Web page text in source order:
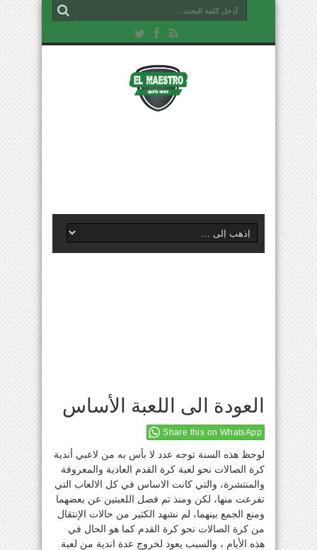
العودة الى اللعبة الأساس
Share this on WhatsApp
لوحظ هذه السنة توجه عدد لا بأس به من لاعبي أندية
كرة الصالات نحو لعبة كرة القدم العادية والمعروفة
والمنتشرة، والتي كانت الاساس في كل الالعاب التي
تفرعت منها، لكن ومنذ تم فصل اللعبتين عن بعضهما
ومنع الجمع بينهما، لم نشهد الكثير من حالات الإنتقال
من كرة الصالات نحو كرة القدم كما هو الحال في
هذه الأيام ، والسبب يعود لخروج عدة اندية من لعبة